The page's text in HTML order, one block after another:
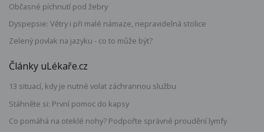
Občasné píchnutí pod žebry
Dyspepsie: Větry i při malé námaze, nepravidelná stolice
Zelený povlak na jazyku - co to může být?
Články uLékaře.cz
13 situací, kdy je nutné volat záchrannou službu
Stáhněte si: První pomoc do kapsy
Co pomáhá na oteklé nohy? Podpořte správné proudění lymfy